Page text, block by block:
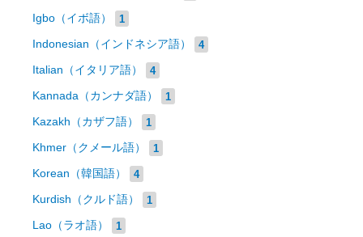
Igbo（イボ語） 1
Indonesian（インドネシア語） 4
Italian（イタリア語） 4
Kannada（カンナダ語） 1
Kazakh（カザフ語） 1
Khmer（クメール語） 1
Korean（韓国語） 4
Kurdish（クルド語） 1
Lao（ラオ語） 1